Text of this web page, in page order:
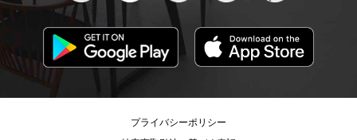
プライバシーポリシー